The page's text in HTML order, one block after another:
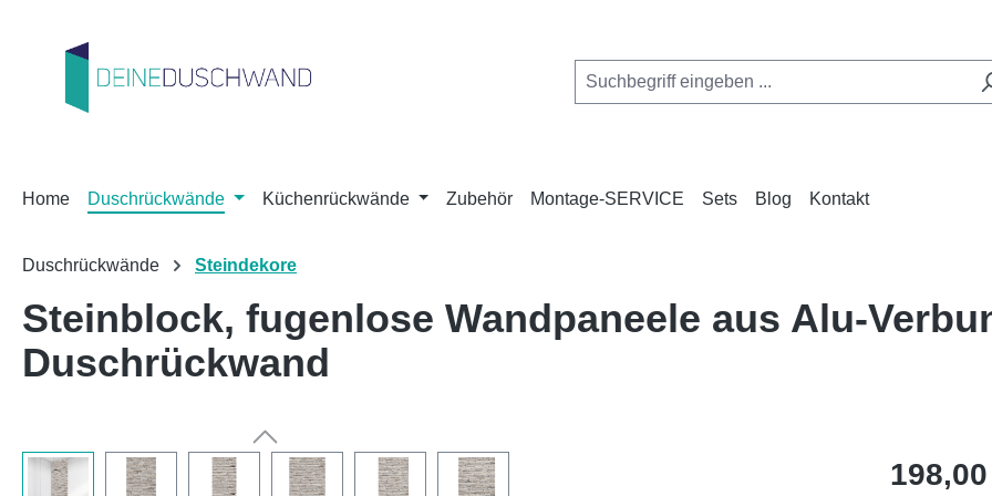
Home Duschrückwände Küchenrückwände Zubehör Montage-SERVICE Sets Blog Kontakt
Duschrückwände Steindekore
Steinblock, fugenlose Wandpaneele aus Alu-
Duschrückwand
Regulärer